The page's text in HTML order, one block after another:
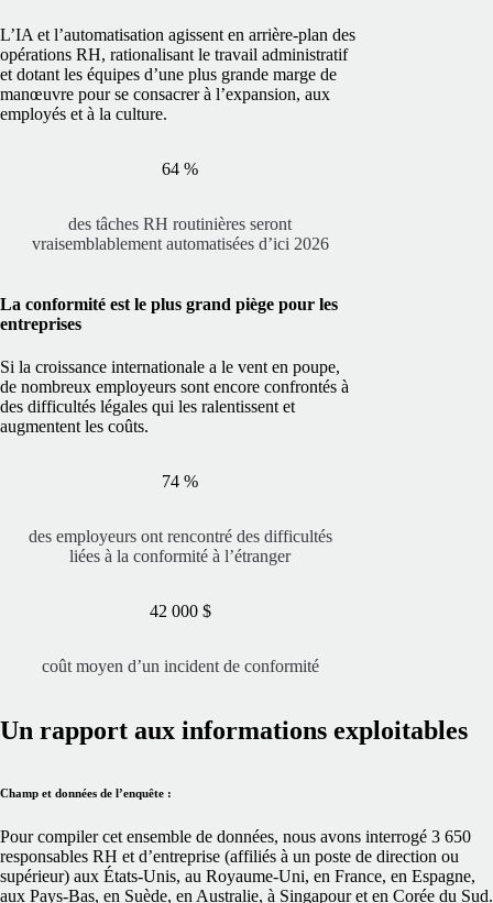
L’IA et l’automatisation agissent en arrière-plan des
opérations RH, rationalisant le travail administratif
et dotant les équipes d’une plus grande marge de
manœuvre pour se consacrer à l’expansion, aux
employés et à la culture.
64 %
des tâches RH routinières seront
vraisemblablement automatisées d’ici 2026
La conformité est le plus grand piège pour les
entreprises
Si la croissance internationale a le vent en poupe,
de nombreux employeurs sont encore confrontés à
des difficultés légales qui les ralentissent et
augmentent les coûts.
74 %
des employeurs ont rencontré des difficultés
liées à la conformité à l’étranger
42 000 $
coût moyen d’un incident de conformité
Un rapport aux informations exploitables
Champ et données de l’enquête :
Pour compiler cet ensemble de données, nous avons interrogé 3 650
responsables RH et d’entreprise (affiliés à un poste de direction ou
supérieur) aux États-Unis, au Royaume-Uni, en France, en Espagne,
aux Pays-Bas, en Suède, en Australie, à Singapour et en Corée du Sud.